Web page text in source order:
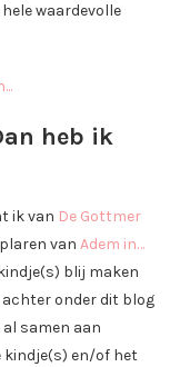
waardevolle
heb ik
ik van De Gottmer
van Adem in…
blij maken
achter onder dit blog
samen aan
kindje(s) en/of het